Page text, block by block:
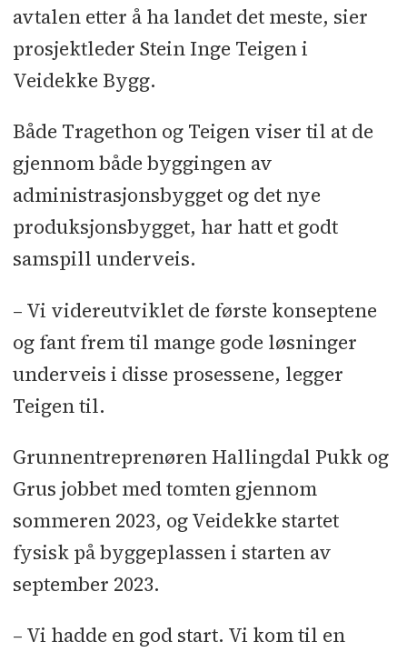
avtalen etter å ha landet det meste, sier
prosjektleder Stein Inge Teigen i
Veidekke Bygg.
Både Tragethon og Teigen viser til at de
gjennom både byggingen av
administrasjonsbygget og det nye
produksjonsbygget, har hatt et godt
samspill underveis.
– Vi videreutviklet de første konseptene
og fant frem til mange gode løsninger
underveis i disse prosessene, legger
Teigen til.
Grunnentreprenøren Hallingdal Pukk og
Grus jobbet med tomten gjennom
sommeren 2023, og Veidekke startet
fysisk på byggeplassen i starten av
september 2023.
– Vi hadde en god start. Vi kom til en